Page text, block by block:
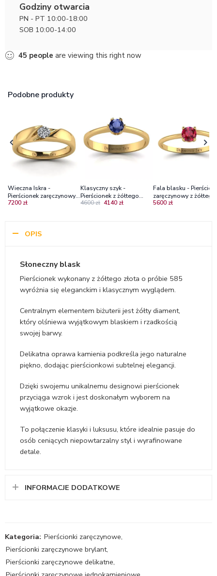
Godziny otwarcia
PN - PT 10:00-18:00
SOB 10:00-14:00
45 people are viewing this right now
Podobne produkty
Wieczna Iskra -
Pierścionek zaręczynowy z
żółtego złota z
7200 zł
Klasyczny szyk -
Pierścionek z żółtego
złota z szafirem, Diamond
4600 zł 4140 zł
Fala blasku -
zaręczynowy z żółtego
złota z rubinem
5600 zł
OPIS
Słoneczny blask
Pierścionek wykonany z żółtego złota o próbie 585
wyróżnia się eleganckim i klasycznym wyglądem.
Centralnym elementem biżuterii jest żółty diament,
który olśniewa wyjątkowym blaskiem i rzadkością
swojej barwy.
Delikatna oprawa kamienia podkreśla jego naturalne
piękno, dodając pierścionkowi subtelnej elegancji.
Dzięki swojemu unikalnemu designowi pierścionek
przyciąga wzrok i jest doskonałym wyborem na
wyjątkowe okazje.
To połączenie klasyki i luksusu, które idealnie pasuje do
osób ceniących niepowtarzalny styl i wyrafinowane
detale.
INFORMACJE DODATKOWE
Kategoria: Pierścionki zaręczynowe,
Pierścionki zaręczynowe brylant,
Pierścionki zaręczynowe delikatne,